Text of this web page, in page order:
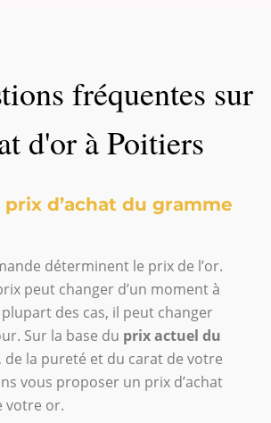
fréquentes sur
d'or à Poitiers
d’achat du gramme
déterminent le prix de l’or.
peut changer d’un moment à
plupart des cas, il peut changer
Sur la base du prix actuel du
de la pureté et du carat de votre
vous proposer un prix d’achat
votre or.